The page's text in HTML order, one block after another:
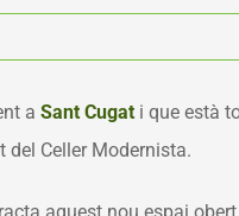
a Sant Cugat i que està
del Celler Modernista.